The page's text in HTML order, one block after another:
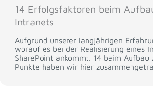
14 Erfolgsfaktoren beim
Intranets
Aufgrund unserer langjährigen
worauf es bei der Realisierung eines
SharePoint ankommt. 14 beim Aufbau
Punkte haben wir hier